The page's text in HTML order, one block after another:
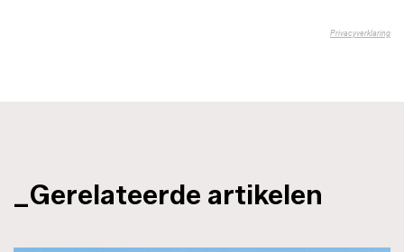
_Gerelateerde artikelen